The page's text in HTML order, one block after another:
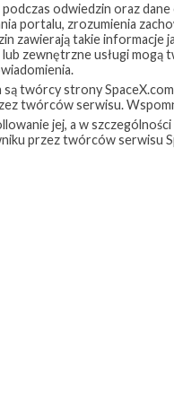
odwiedzin oraz
portalu, zrozumienia
zawierają takie
zewnętrzne usługi
twórcy strony
twórców serwisu.
jej, a w
przez twórców serwisu